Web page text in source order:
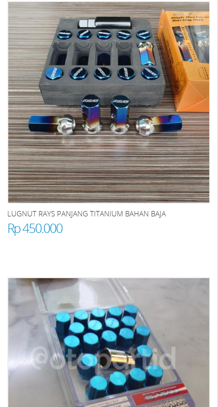
LUGNUT RAYS PANJANG TITANIUM BAHAN BAJA
Rp 450.000